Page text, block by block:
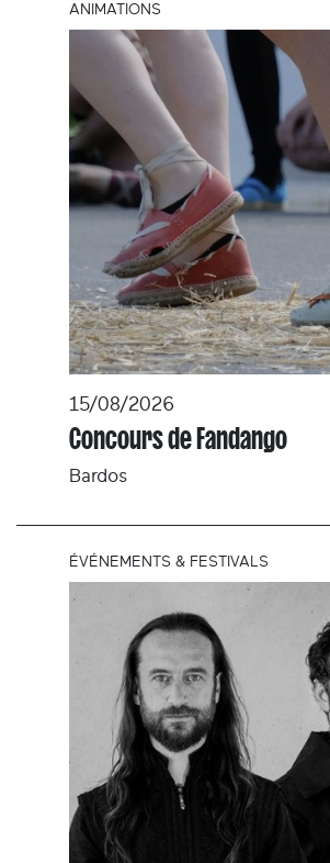
ANIMATIONS
15/08/2026
Concours de Fandango
Bardos
ÉVÉNEMENTS & FESTIVALS